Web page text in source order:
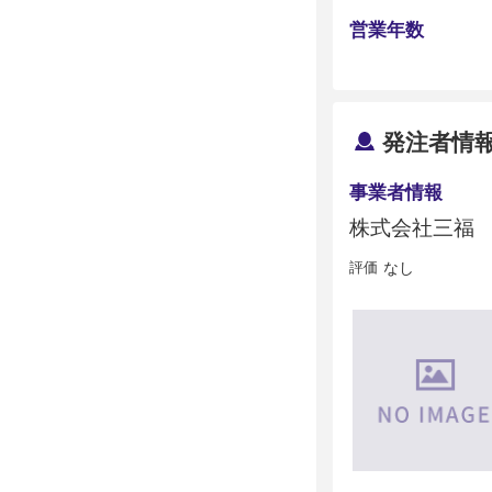
営業年数
発注者情
事業者情報
株式会社三福
評価 なし